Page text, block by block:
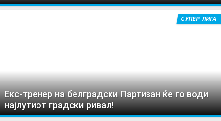
Екс-тренер на белградски Партизан ќе го води
најлутиот градски ривал!
СУПЕР ЛИГА